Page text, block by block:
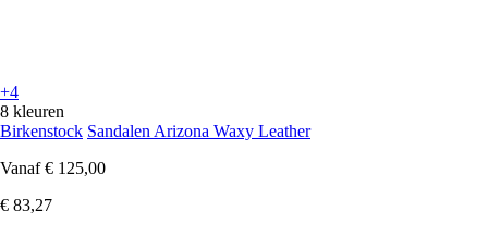
+4
8 kleuren
Birkenstock Sandalen Arizona Waxy Leather
Vanaf € 125,00
€ 83,27